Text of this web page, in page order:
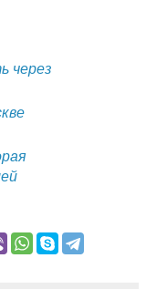
через